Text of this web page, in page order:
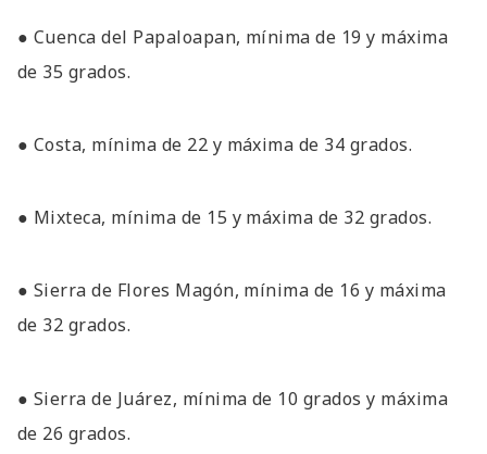
● Cuenca del Papaloapan, mínima de 19 y máxima
de 35 grados.
● Costa, mínima de 22 y máxima de 34 grados.
● Mixteca, mínima de 15 y máxima de 32 grados.
● Sierra de Flores Magón, mínima de 16 y máxima
de 32 grados.
● Sierra de Juárez, mínima de 10 grados y máxima
de 26 grados.